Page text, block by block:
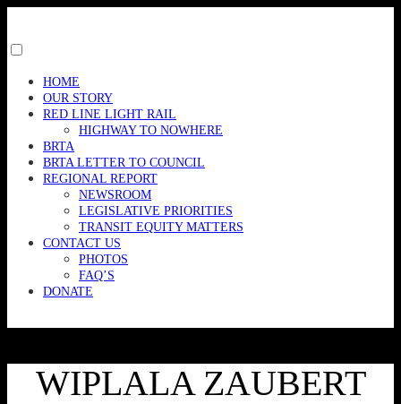
content
menu
visibility.
HOME
OUR STORY
RED LINE LIGHT RAIL
HIGHWAY TO NOWHERE
BRTA
BRTA LETTER TO COUNCIL
REGIONAL REPORT
NEWSROOM
LEGISLATIVE PRIORITIES
TRANSIT EQUITY MATTERS
CONTACT US
PHOTOS
FAQ’S
DONATE
WIPLALA ZAUBERT